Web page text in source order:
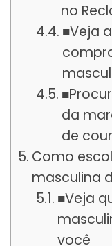
no
■Veja
da
de
Como
masculina
■Veja
você